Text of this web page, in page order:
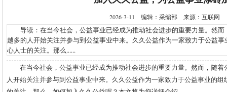
2026-3-11 编辑：采编部 来源：互联网
导读：在当今社会，公益事业已经成为推动社会进步的重要力量。然而
越多的人开始关注并参与到公益事业中来。久久公益作为一家致力于公益
心人士的关注。那么......
在当今社会，公益事业已经成为推动社会进步的重要力量。然而，随
人开始关注并参与到公益事业中来。久久公益作为一家致力于公益事业的